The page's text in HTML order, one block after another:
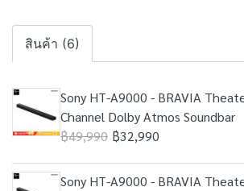
สินค้า (6)
Sony HT-A9000 - BRAVIA
Channel Dolby Atmos Soundbar
฿49,990 ฿32,990
Sony HT-A9000 - BRAVIA